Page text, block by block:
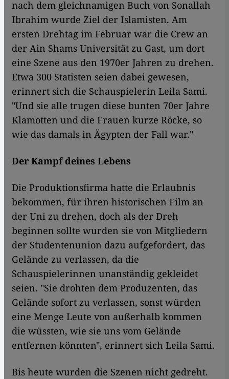
nach dem gleichnamigen Buch von Sonallah
Ibrahim wurde Ziel der Islamisten. Am
ersten Drehtag im Februar war die Crew an
der Ain Shams Universität zu Gast, um dort
eine Szene aus den 1970er Jahren zu drehen.
Etwa 300 Statisten seien dabei gewesen,
erinnert sich die Schauspielerin Leila Sami.
"Und sie alle trugen diese bunten 70er Jahre
Klamotten und die Frauen kurze Röcke, so
wie das damals in Ägypten der Fall war."
Der Kampf deines Lebens
Die Produktionsfirma hatte die Erlaubnis
bekommen, für ihren historischen Film an
der Uni zu drehen, doch als der Dreh
beginnen sollte wurden sie von Mitgliedern
der Studentenunion dazu aufgefordert, das
Gelände zu verlassen, da die
Schauspielerinnen unanständig gekleidet
seien. "Sie drohten dem Produzenten, das
Gelände sofort zu verlassen, sonst würden
eine Menge Leute von außerhalb kommen
die wüssten, wie sie uns vom Gelände
entfernen könnten", erinnert sich Leila Sami.
Bis heute wurden die Szenen nicht gedreht.